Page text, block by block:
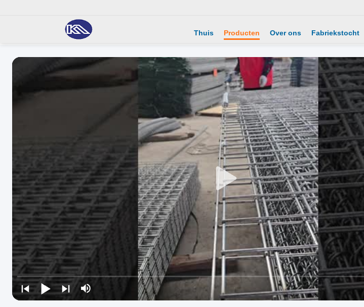
Thuis Producten Over ons Fabriekstocht